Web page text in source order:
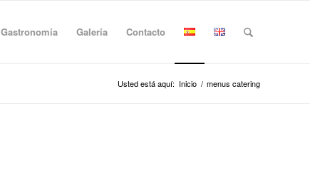
Gastronomía Galería Contacto
Usted está aquí: Inicio / menus catering